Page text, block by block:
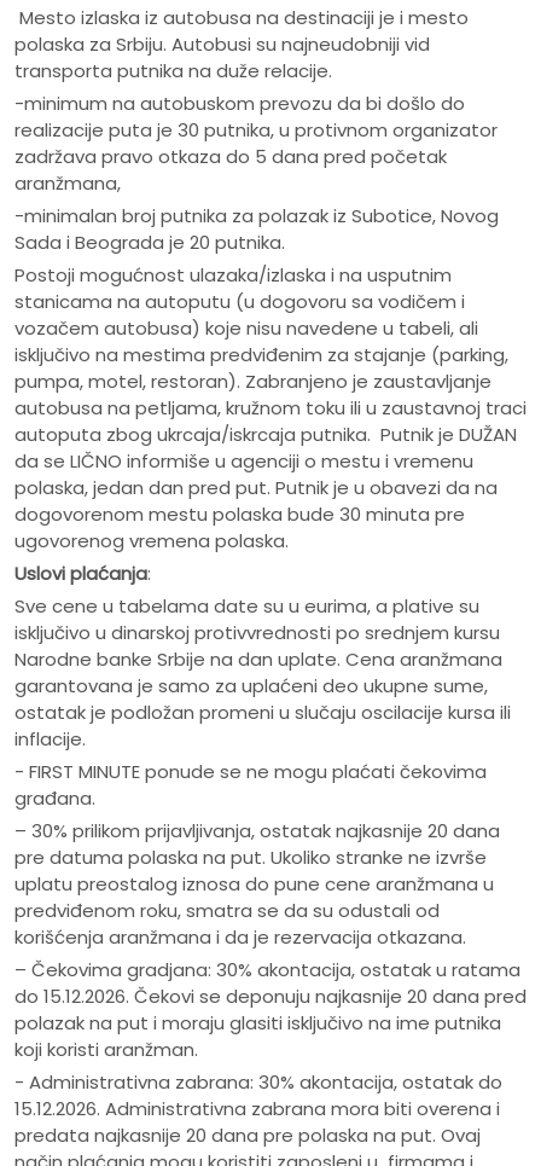
Mesto izlaska iz autobusa na destinaciji je i mesto
polaska za Srbiju. Autobusi su najneudobniji vid
transporta putnika na duže relacije.
-minimum na autobuskom prevozu da bi došlo do
realizacije puta je 30 putnika, u protivnom organizator
zadržava pravo otkaza do 5 dana pred početak
aranžmana,
-minimalan broj putnika za polazak iz Subotice, Novog
Sada i Beograda je 20 putnika.
Postoji mogućnost ulazaka/izlaska i na usputnim
stanicama na autoputu (u dogovoru sa vodičem i
vozačem autobusa) koje nisu navedene u tabeli, ali
isključivo na mestima predviđenim za stajanje (parking,
pumpa, motel, restoran). Zabranjeno je zaustavljanje
autobusa na petljama, kružnom toku ili u zaustavnoj traci
autoputa zbog ukrcaja/iskrcaja putnika. Putnik je DUŽAN
da se LIČNO informiše u agenciji o mestu i vremenu
polaska, jedan dan pred put. Putnik je u obavezi da na
dogovorenom mestu polaska bude 30 minuta pre
ugovorenog vremena polaska.
Uslovi plaćanja:
Sve cene u tabelama date su u eurima, a plative su
isključivo u dinarskoj protivvrednosti po srednjem kursu
Narodne banke Srbije na dan uplate. Cena aranžmana
garantovana je samo za uplaćeni deo ukupne sume,
ostatak je podložan promeni u slučaju oscilacije kursa ili
inflacije.
- FIRST MINUTE ponude se ne mogu plaćati čekovima
građana.
– 30% prilikom prijavljivanja, ostatak najkasnije 20 dana
pre datuma polaska na put. Ukoliko stranke ne izvrše
uplatu preostalog iznosa do pune cene aranžmana u
predviđenom roku, smatra se da su odustali od
korišćenja aranžmana i da je rezervacija otkazana.
– Čekovima gradjana: 30% akontacija, ostatak u ratama
do 15.12.2026. Čekovi se deponuju najkasnije 20 dana pred
polazak na put i moraju glasiti isključivo na ime putnika
koji koristi aranžman.
- Administrativna zabrana: 30% akontacija, ostatak do
15.12.2026. Administrativna zabrana mora biti overena i
predata najkasnije 20 dana pre polaska na put. Ovaj